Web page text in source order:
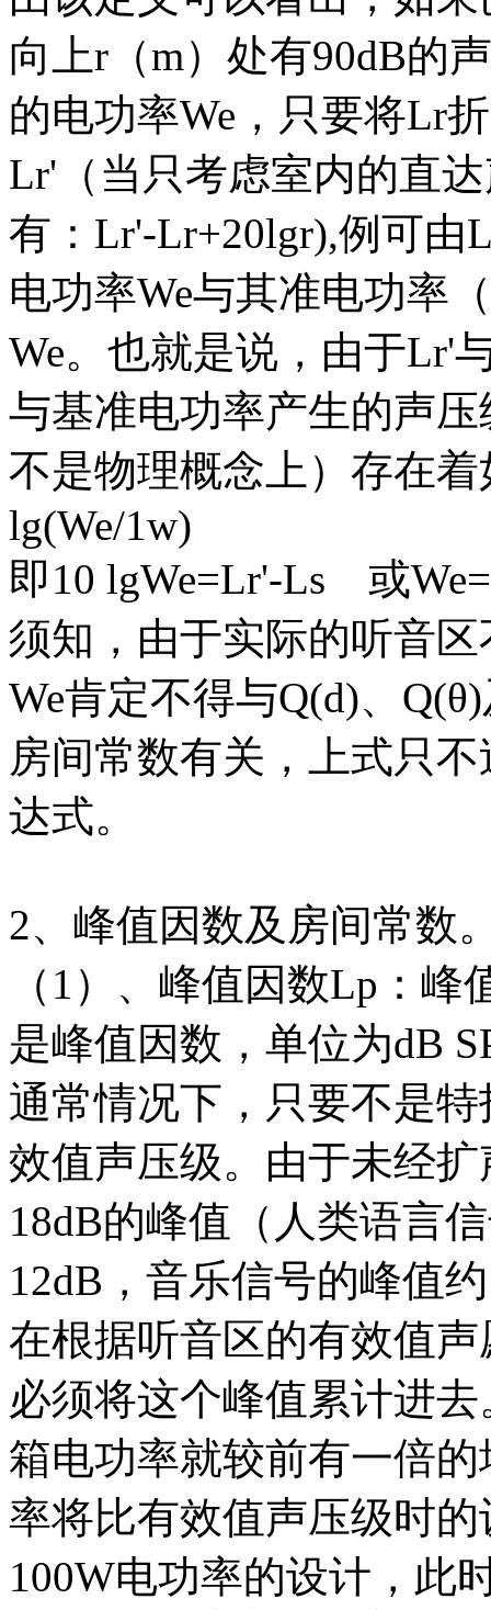
向上r（m）处有90dB的
的电功率We，只要将Lr
Lr'（当只考虑室内的直
有：Lr'-Lr+20lgr),例可由
电功率We与其准电功率
We。也就是说，由于Lr'
与基准电功率产生的声
不是物理概念上）存在
lg(We/1w)
即10 lgWe=Lr'-Ls 或
须知，由于实际的听音
We肯定不得与Q(d)、
房间常数有关，上式只
达式。
2、峰值因数及房间常数
（1）、峰值因数Lp：
是峰值因数，单位为dB
通常情况下，只要不是
效值声压级。由于未经
18dB的峰值（人类语言
12dB，音乐信号的峰值
在根据听音区的有效值
必须将这个峰值累计进
箱电功率就较前有一倍
率将比有效值声压级时
100W电功率的设计，此